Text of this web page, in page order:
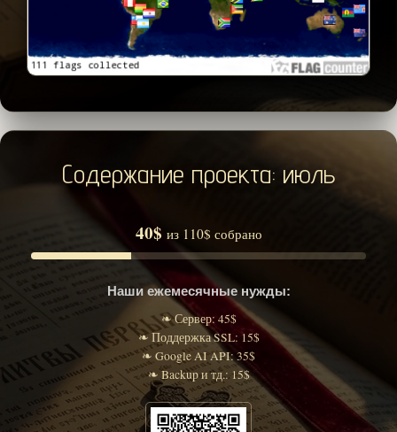
Содержание проекта: июль
40$ из 110$ собрано
Наши ежемесячные нужды:
❧ Сервер: 45$
❧ Поддержка SSL: 15$
❧ Google AI API: 35$
❧ Backup и тд.: 15$